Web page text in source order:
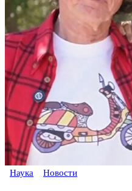
Наука Новости